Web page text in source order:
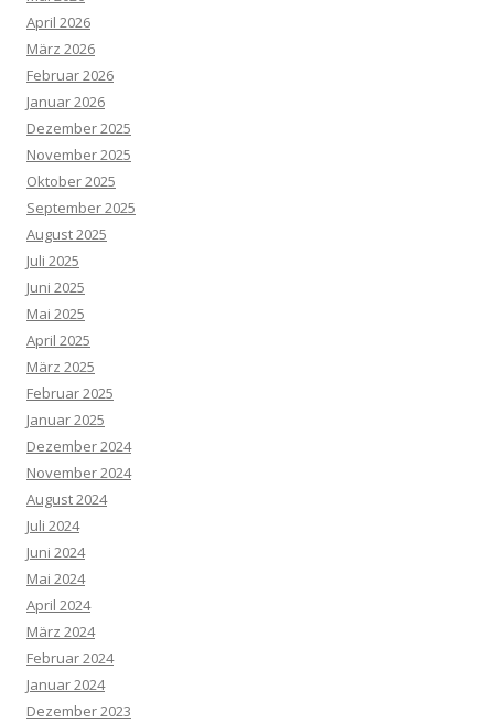
April 2026
März 2026
Februar 2026
Januar 2026
Dezember 2025
November 2025
Oktober 2025
September 2025
August 2025
Juli 2025
Juni 2025
Mai 2025
April 2025
März 2025
Februar 2025
Januar 2025
Dezember 2024
November 2024
August 2024
Juli 2024
Juni 2024
Mai 2024
April 2024
März 2024
Februar 2024
Januar 2024
Dezember 2023